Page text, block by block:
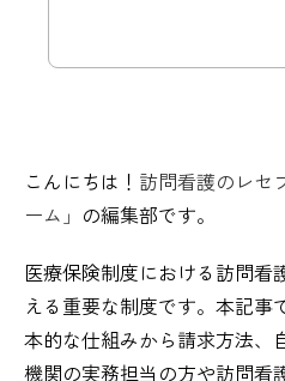
こんにちは！ 訪問看護のレセ
ーム」 の編集部です。
医療保険制度における訪問看
える重要な制度です。本記
本的な仕組みから請求方法、
機関の実務担当の方や訪問看